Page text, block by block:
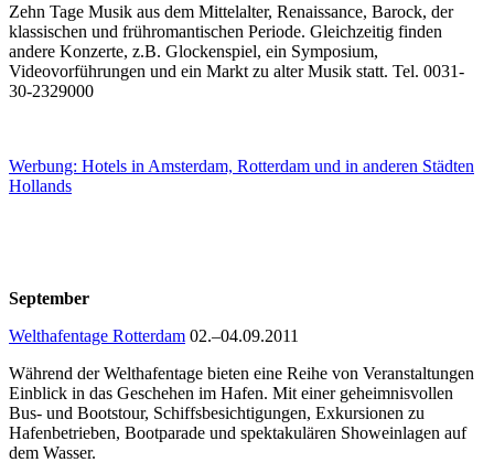
Zehn Tage Musik aus dem Mittelalter, Renaissance, Barock, der
klassischen und frühromantischen Periode. Gleichzeitig finden
andere Konzerte, z.B. Glockenspiel, ein Symposium,
Videovorführungen und ein Markt zu alter Musik statt. Tel. 0031-
30-2329000
Werbung: Hotels in Amsterdam, Rotterdam und in anderen Städten
Hollands
September
Welthafentage Rotterdam 02.–04.09.2011
Während der Welthafentage bieten eine Reihe von Veranstaltungen
Einblick in das Geschehen im Hafen. Mit einer geheimnisvollen
Bus- und Bootstour, Schiffsbesichtigungen, Exkursionen zu
Hafenbetrieben, Bootparade und spektakulären Showeinlagen auf
dem Wasser.